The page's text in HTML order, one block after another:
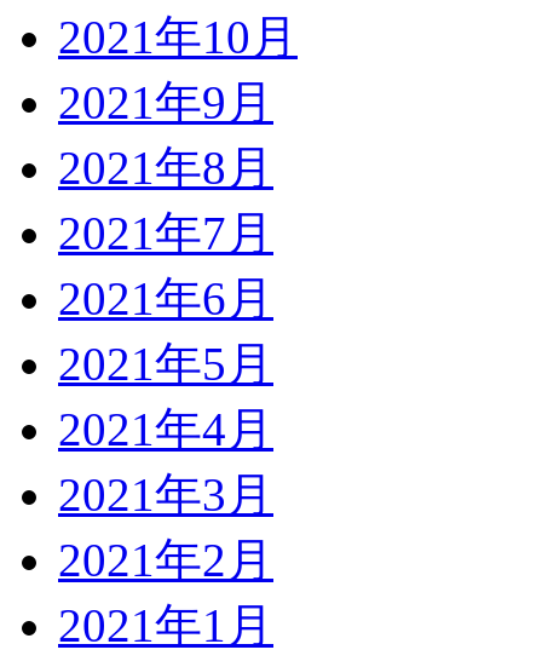
2021年10月
2021年9月
2021年8月
2021年7月
2021年6月
2021年5月
2021年4月
2021年3月
2021年2月
2021年1月